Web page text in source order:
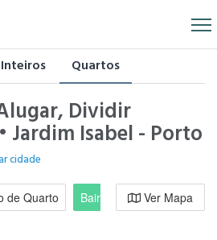
Quartos
Dividir
Jardim Isabel - Porto
cidade
de Quarto Bairro / RegiãoVer Mapa